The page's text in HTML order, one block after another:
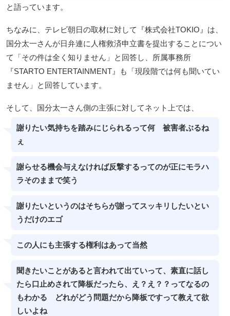
と語っています。
ちなみに、テレビ朝日の取材に対して『株式会社TOKIO』は、
国分太一さんが日弁連に人権救済申立書を提出することについ
て「その件は全く知りません」と回答し、所属事務所
『STARTO ENTERTAINMENT』も「現段階では何も聞いてい
ません」と回答しています。
そして、国分太一さん側の主張に対してネット上では、
謝りたい気持ちを踏みにじられるって何 被害者ぶるね
ぇ
謝らせる機会与えなければ反撃するってのが正にモラハ
ラそのままで笑う
謝りたいというのはそちらが謝ってスッキリしたいとい
うだけのエゴ
この人にも主張する権利はあって当然
聞きたいことがあると言われて出ていって、素直に話し
たら口止めされて降板だったら、え？え？？ってなるの
もわかる どれがどう問題だから降板ですって教えて欲
しいよね